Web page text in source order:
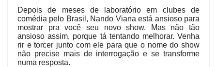
Depois de meses de laboratório em clubes de
comédia pelo Brasil, Nando Viana está ansioso para
mostrar pra você seu novo show. Mas não tão
ansioso assim, porque tá tentando melhorar. Venha
rir e torcer junto com ele para que o nome do show
não precise mais de interrogação e se transforme
numa resposta.